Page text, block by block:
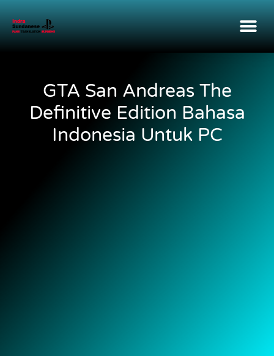
GTA San Andreas The
Definitive Edition Bahasa
Indonesia Untuk PC